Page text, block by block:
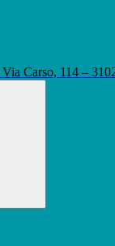
Via Carso, 114 –